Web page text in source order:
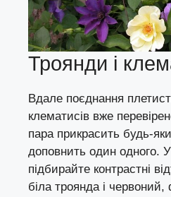
Троянди і
Вдале поєднання
клематисів вже
пара прикрасить будь-
доповнить один одного.
підбирайте контрастні
біла троянда і